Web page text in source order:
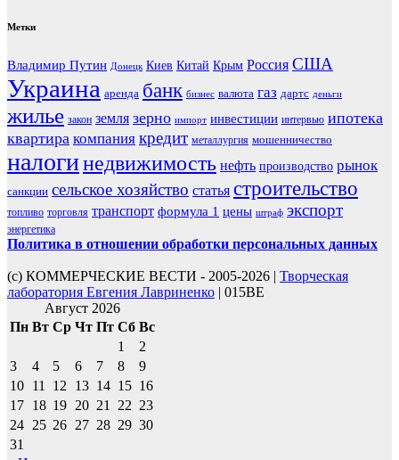
Метки
Владимир Путин Донецк Киев Китай Крым Россия США
Украина аренда банк бизнес валюта газ дартс деньги
жилье закон земля зерно импорт инвестиции интервью ипотека
квартира компания кредит металлургия мошенничество
налогинедвижимость нефть производство рынок
санкции сельское хозяйство статья строительство
топливо торговля транспорт формула 1 цены штраф экспорт
энергетика
Политика в отношении обработки персональных данных
(с) КОММЕРЧЕСКИЕ ВЕСТИ - 2005-2026 | Творческая
лаборатория Евгения Лавриненко | 015BE
Август 2026
Пн Вт Ср Чт Пт Сб Вс
1
2
3
4 5 6 7 8
9
10 11 12 13 14 15 16
17 18 19 20 21 22 23
24 25 26 27 28 29 30
31